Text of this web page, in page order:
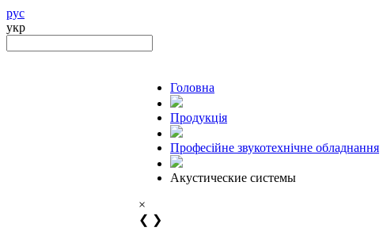
рус
укр
Головна
Продукцiя
Професійне звукотехнічне обладнання
Акустические системы
×
❮ ❯